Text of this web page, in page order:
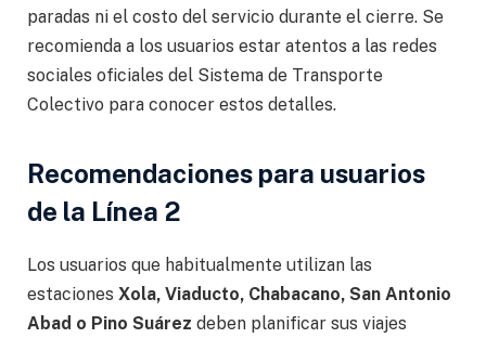
paradas ni el costo del servicio durante el cierre. Se
recomienda a los usuarios estar atentos a las redes
sociales oficiales del Sistema de Transporte
Colectivo para conocer estos detalles.
Recomendaciones para usuarios
de la Línea 2
Los usuarios que habitualmente utilizan las
estaciones Xola, Viaducto, Chabacano, San Antonio
Abad o Pino Suárez deben planificar sus viajes